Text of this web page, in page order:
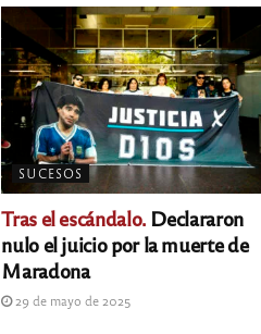
SUCESOS
Tras el escándalo.Declararon
nulo el juicio por la muerte de
Maradona
29 de mayo de 2025